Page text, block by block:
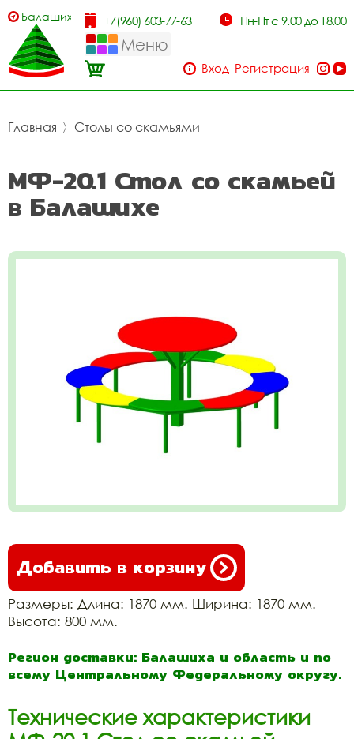
Балашиха +7(960) 603-77-63 Пн-Пт с 9.00 до 18.00
Меню
Вход Регистрация
Главная 〉 Столы со скамьями
МФ-20.1 Стол со скамьей
в Балашихе
Добавить в корзину
Размеры: Длина: 1870 мм. Ширина: 1870 мм.
Высота: 800 мм.
Регион доставки: Балашиха и область и по
всему Центральному Федеральному округу.
Технические характеристики